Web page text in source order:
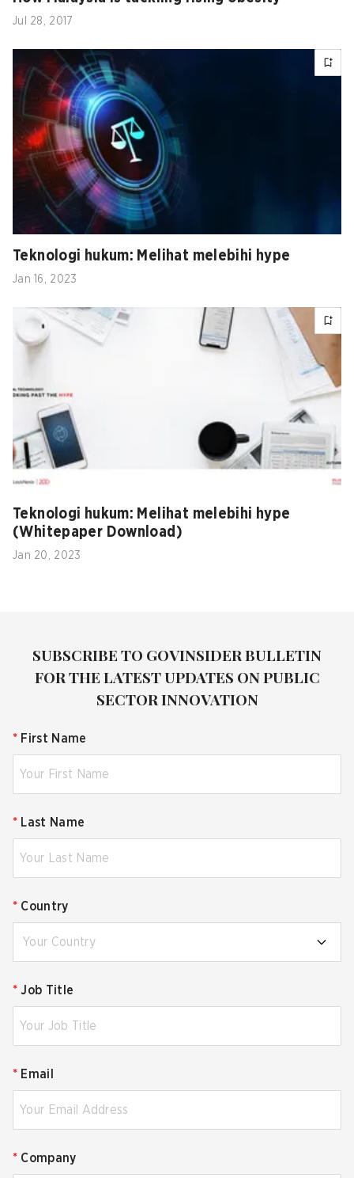
Jul 28, 2017
Teknologi hukum: Melihat melebihi hype
Jan 16, 2023
Teknologi hukum: Melihat melebihi hype
(Whitepaper Download)
Jan 20, 2023
SUBSCRIBE TO GOVINSIDER BULLETIN
FOR THE LATEST UPDATES ON PUBLIC
SECTOR INNOVATION
* First Name
* Last Name
* Country
Your Country
* Job Title
* Email
* Company